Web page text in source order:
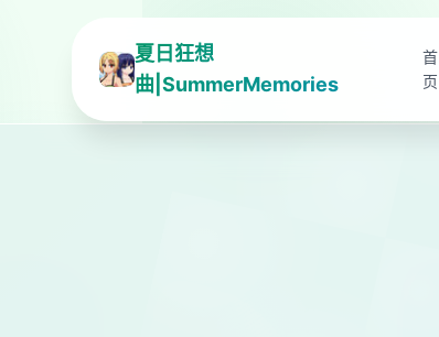
夏日狂想
曲|SummerMemories
首
页